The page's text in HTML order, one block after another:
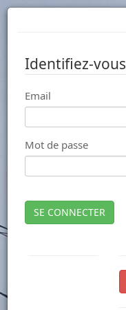
Identifiez-vous
Email
Mot de passe
SE CONNECTER